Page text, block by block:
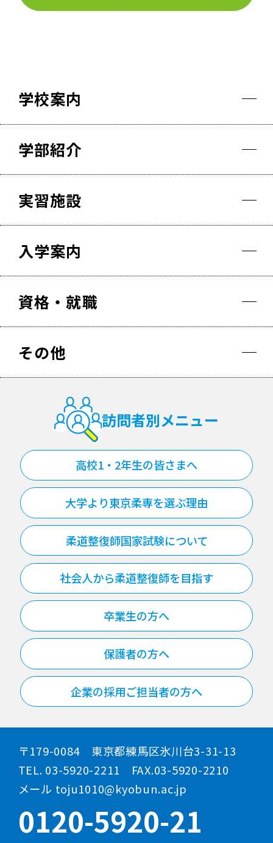
学校案内
学部紹介
実習施設
入学案内
資格・就職
その他
訪問者別メニュー
高校1・2年生の皆さまへ
大学より東京柔専を選ぶ理由
柔道整復師国家試験について
社会人から柔道整復師を目指す
卒業生の方へ
保護者の方へ
企業の採用ご担当者の方へ
〒179-0084 東京都練馬区氷川台3-31-13
TEL. 03-5920-2211 FAX.03-5920-2210
メール toju1010@kyobun.ac.jp
0120-5920-21